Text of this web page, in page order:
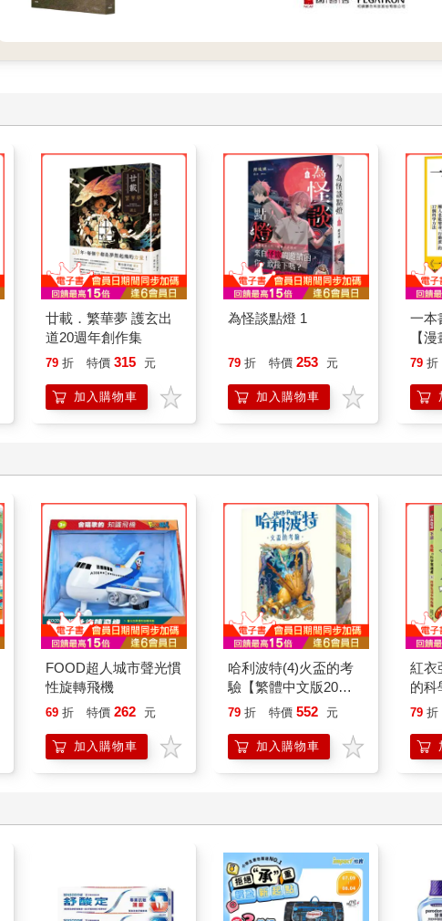
廿載．繁華夢 護玄出
道20週年創作集
79 折 特價 315 元
加入購物車
為怪談點燈 1
79 折 特價 253 元
加入購物車
一本
【
行動
「
學方
79 折
FOOD超人城市聲光慣
性旋轉飛機
69 折 特價 262 元
加入購物車
哈利波特(4)火盃的考
驗【繁體中文版20週
年紀念】
79 折 特價 552 元
加入購物車
紅衣
的科
生活
79 折